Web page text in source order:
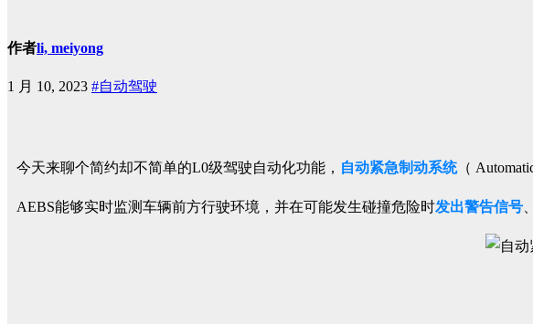
作者li, meiyong
1 月 10, 2023 #自动驾驶
今天来聊个简约却不简单的L0级驾驶自动化功能， 自动紧急制动系统（
AEBS能够实时监测车辆前方行驶环境，并在可能发生碰撞危险时发出警告信号